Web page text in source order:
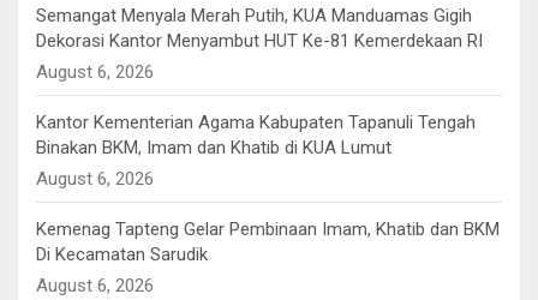
Semangat Menyala Merah Putih, KUA Manduamas Gigih
Dekorasi Kantor Menyambut HUT Ke-81 Kemerdekaan RI
August 6, 2026
Kantor Kementerian Agama Kabupaten Tapanuli Tengah
Binakan BKM, Imam dan Khatib di KUA Lumut
August 6, 2026
Kemenag Tapteng Gelar ‎Pembinaan Imam, Khatib dan BKM
‎Di Kecamatan Sarudik
August 6, 2026